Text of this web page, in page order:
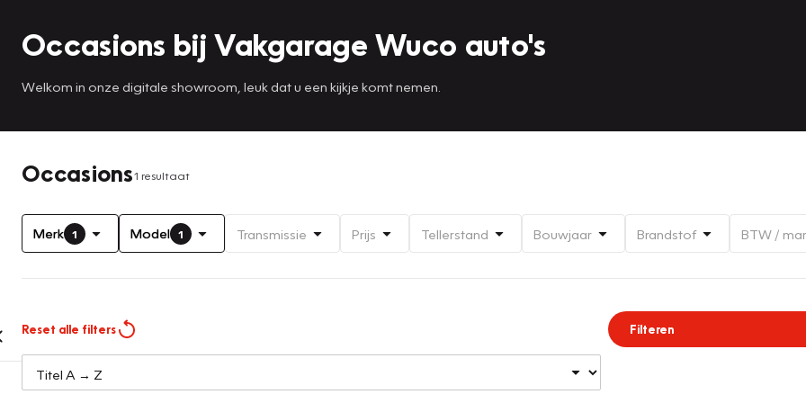
Occasions bij Vakgarage Wuco auto's
Welkom in onze digitale showroom, leuk dat u een kijkje komt nemen.
Occasions1 resultaat
Merk 1 Model 1 Transmissie Prijs Tellerstand Bouwjaar Brandstof BTW /
Reset alle filters Filteren